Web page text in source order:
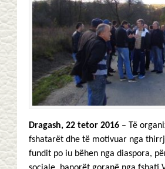
Dragash, 22 tetor 2016 – Të
fshatarët dhe të motivuar nga
fundit po iu bëhen nga diaspora,